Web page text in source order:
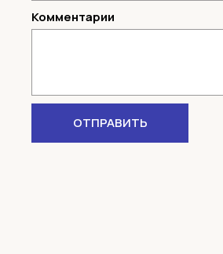
Комментарии
ОТПРАВИТЬ